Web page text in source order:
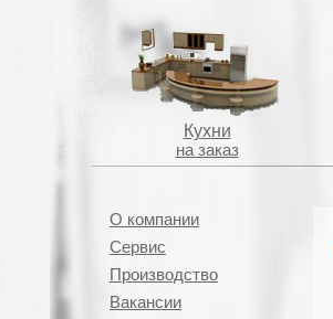
Кухни
на заказ
О компании
Сервис
Производство
Вакансии